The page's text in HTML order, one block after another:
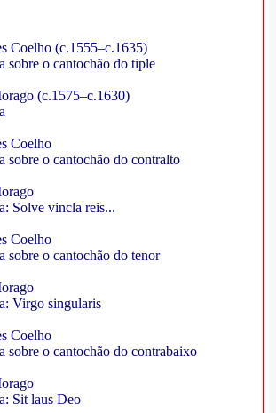
Coelho (c.1555–c.1635)
sobre o cantochão do tiple
(c.1575–c.1630)
Coelho
sobre o cantochão do contralto
Solve vincla reis...
Coelho
sobre o cantochão do tenor
Virgo singularis
Coelho
sobre o cantochão do contrabaixo
Sit laus Deo